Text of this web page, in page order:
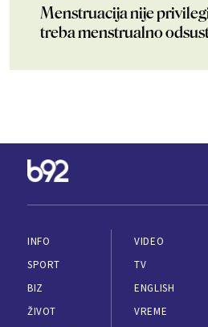
Menstruacija nije
treba menstrualno
INFO
SPORT
BIZ
ŽIVOT
VIDEO
TV
ENGLISH
VREME